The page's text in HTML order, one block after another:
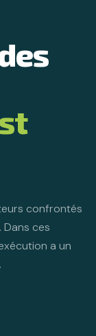
confrontés
ces
a un